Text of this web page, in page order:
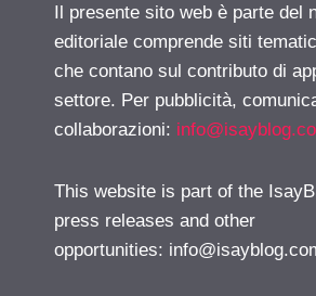
Il presente sito web è parte del
editoriale comprende siti
che contano sul contributo di
settore. Per pubblicità,
collaborazioni:
This website is part of the
press releases and other
opportunities: